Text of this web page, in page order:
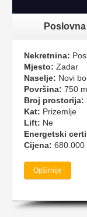
Nekretnina:
Mjesto: Zadar
Naselje: Novi
Površina: 750
Broj prostorija:
Kat: Prizemlje
Lift: Ne
Energetski
Cijena: 680.000
Opširnije